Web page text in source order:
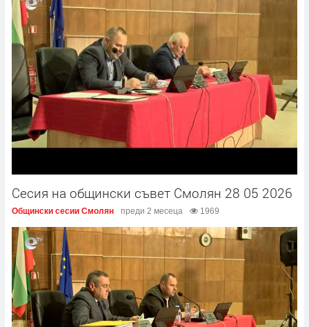
Сесия на общински съвет Смолян 28 05 2026
Общински сесии Смолян преди 2 месеца 1969